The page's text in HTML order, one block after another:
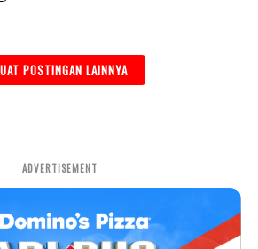
POSTINGAN LAINNYA
ADVERTISEMENT